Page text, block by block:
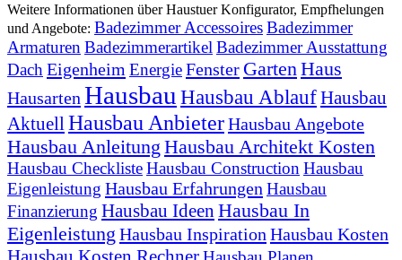
Weitere Informationen über Haustuer Konfigurator, Empfhelungen
und Angebote: Badezimmer AccessoiresBadezimmer
Armaturen Badezimmerartikel Badezimmer Ausstattung
Dach Eigenheim EnergieFenster Garten Haus
Hausarten Hausbau Hausbau AblaufHausbau
AktuellHausbau AnbieterHausbau Angebote
Hausbau Anleitung Hausbau Architekt Kosten
Hausbau ChecklisteHausbau Construction Hausbau
Eigenleistung Hausbau Erfahrungen Hausbau
Finanzierung Hausbau Ideen Hausbau In
Eigenleistung Hausbau Inspiration Hausbau Kosten